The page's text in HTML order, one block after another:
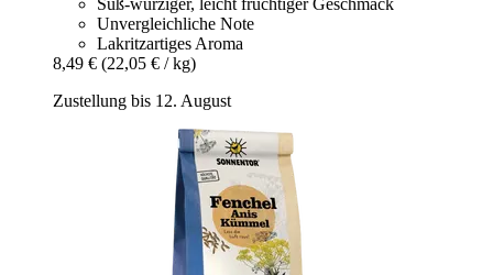
Süß-würziger, leicht fruchtiger Geschmack
Unvergleichliche Note
Lakritzartiges Aroma
8,49 € (22,05 € / kg)
Zustellung bis 12. August